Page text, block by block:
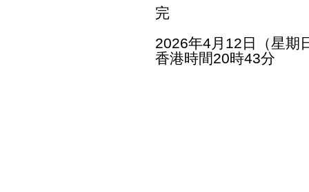
完
2026年4月12日（星期
香港時間20時43分